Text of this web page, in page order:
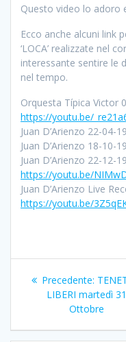
Questo video lo adoro
Ecco anche alcuni link
‘LOCA’ realizzate nel
interessante sentire le
nel tempo.
Orquesta Típica Victor
https://youtu.be/
Juan D’Arienzo 22-04-
Juan D’Arienzo 18-10-
Juan D’Arienzo 22-12-
https://youtu.be/
Juan D’Arienzo Live
https://youtu.be/
articoli
Precedente:
LIBERI martedì 31
Ottobre